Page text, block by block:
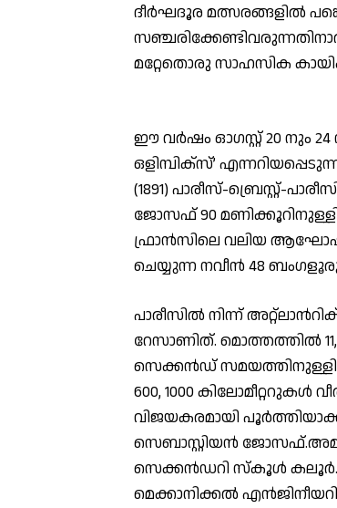
ദീര്‍ഘദൂര മത്സരങ്ങളില്‍
മറ്റേതൊരു സാഹസിക
ഈ വര്‍ഷം ഓഗസ്റ്റ് 20 നും 24
ഒളിമ്പിക്സ്’
(1891) പാരീസ്-ബ്രെസ്റ്റ്-
ജോസഫ് 90
ഫ്രാന്‍സിലെ വലിയ
ചെയ്യുന്ന നവീന്‍ 48
പാരീസില്‍ നിന്ന് അറ്റ്ലാന്‍റിക്
റേസാണിത്. മൊത്തത്തില്‍
സെക്കന്‍ഡ്
600, 1000
വിജയകരമായി
സെബാസ്റ്റിയന്‍
സെക്കന്‍ഡറി സ്കൂള്‍ കലൂര്‍.
മെക്കാനിക്കല്‍